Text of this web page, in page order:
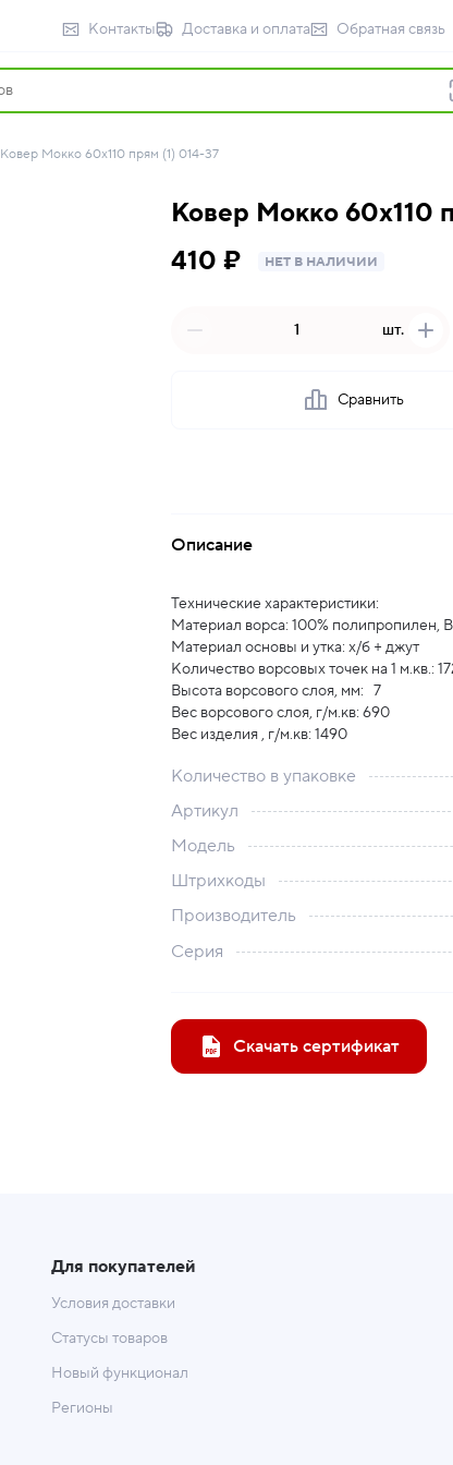
Контакты Доставка и оплата Обратная связь
Ковер Мокко 60х110 прям (1) 014-37
Ковер Мокко 60х110
410 ₽
НЕТ В НАЛИЧИИ
шт.
Сравнить
Описание
Технические характеристики:
Материал ворса: 100% полипропилен,
Материал основы и утка: х/б + джут
Количество ворсовых точек на 1 м.кв.:
Высота ворсового слоя, мм: 7
Вес ворсового слоя, г/м.кв: 690
Вес изделия , г/м.кв: 1490
Количество в упаковке
Артикул
Модель
Штрихкоды
Производитель
Серия
Скачать сертификат
Для покупателей
Условия доставки
Статусы товаров
Новый функционал
Регионы